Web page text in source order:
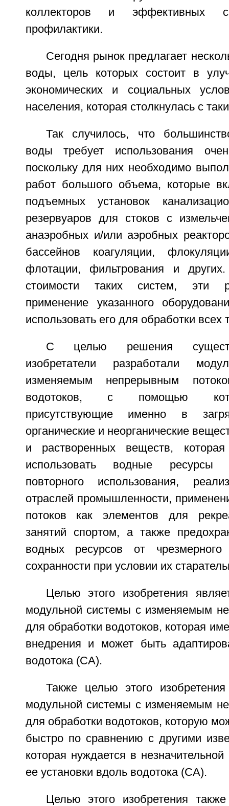
коллекторов и эффективных
профилактики.
Сегодня рынок предлагает
воды, цель которых состоит в
экономических и социальных
населения, которая столкнулась с
Так случилось, что
воды требует использования
поскольку для них необходимо
работ большого объема, которые
подъемных установок
резервуаров для стоков с
анаэробных и/или аэробных
бассейнов коагуляции,
флотации, фильтрования и
стоимости таких систем, эти
применение указанного
использовать его для обработки всех
С целью решения
изобретатели разработали
изменяемым непрерывным
водотоков, с помощью
присутствующие именно в
органические и неорганические
и растворенных веществ,
использовать водные ресурсы
повторного использования,
отраслей промышленности,
потоков как элементов для
занятий спортом, а также
водных ресурсов от
сохранности при условии их
Целью этого изобретения
модульной системы с изменяемым
для обработки водотоков, которая
внедрения и может быть
водотока (СА).
Также целью этого
модульной системы с изменяемым
для обработки водотоков, которую
быстро по сравнению с другими
которая нуждается в
ее установки вдоль водотока (СА).
Целью этого изобретения